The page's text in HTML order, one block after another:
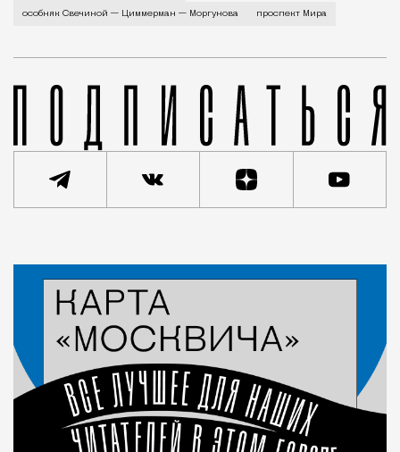
особняк Свечиной — Циммерман — Моргунова проспект Мира
Город